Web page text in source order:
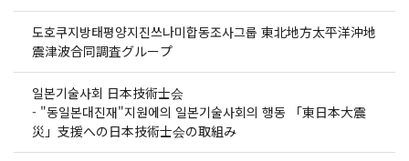
도호쿠지방태평양지진쓰나미합동조사그룹 東北地方太平洋沖地
震津波合同調査グループ
일본기술사회 日本技術士会
- "동일본대진재"지원에의 일본기술사회의 행동 「東日本大震
災」支援への日本技術士会の取組み